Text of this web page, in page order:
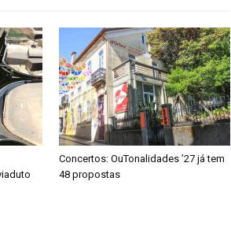
Concertos: OuTonalidades ’27 já tem
48 propostas